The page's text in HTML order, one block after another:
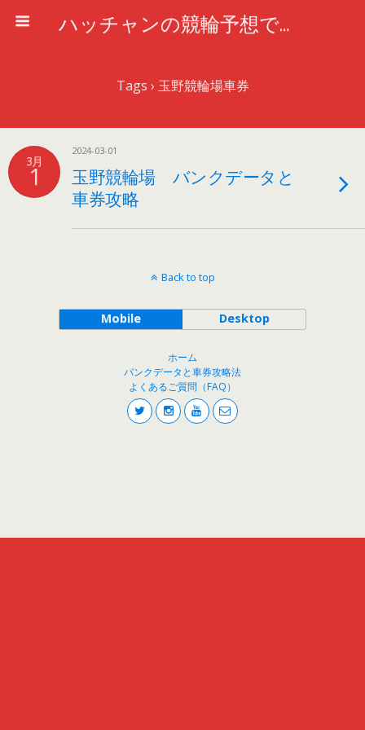
ハッチャンの競輪予想で車券攻略
Tags › 玉野競輪場車券
3月
1
2024-03-01
玉野競輪場 バンクデータと
車券攻略
Back to top
Mobile Desktop
ホーム
バンクデータと車券攻略法
よくあるご質問（FAQ）